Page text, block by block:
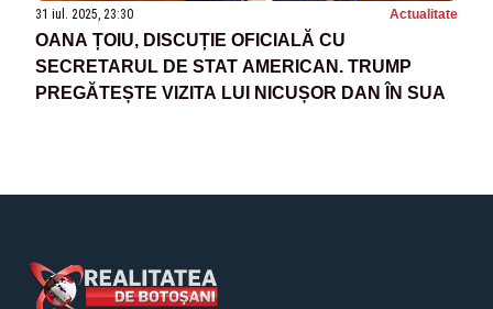
31 iul. 2025, 23:30 Actualitate
OANA ȚOIU, DISCUȚIE OFICIALĂ CU
SECRETARUL DE STAT AMERICAN. TRUMP
PREGĂTEȘTE VIZITA LUI NICUȘOR DAN ÎN SUA